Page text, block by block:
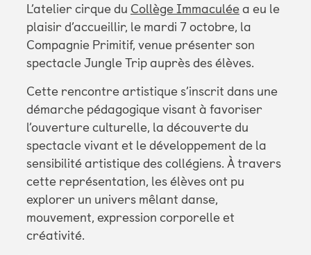
L’atelier cirque du Collège Immaculéea eu le
plaisir d’accueillir, le mardi 7 octobre, la
Compagnie Primitif, venue présenter son
spectacle Jungle Trip auprès des élèves.
Cette rencontre artistique s’inscrit dans une
démarche pédagogique visant à favoriser
l’ouverture culturelle, la découverte du
spectacle vivant et le développement de la
sensibilité artistique des collégiens. À travers
cette représentation, les élèves ont pu
explorer un univers mêlant danse,
mouvement, expression corporelle et
créativité.